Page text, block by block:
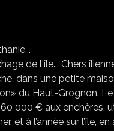
de l'île... Chers
dans une petite
du Haut-Grognon.
000 € aux enchères,
et à l’année sur l’île,